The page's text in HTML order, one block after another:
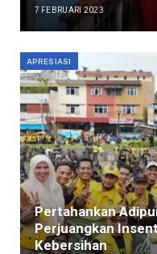
7 FEBRUARI 2023
APRESIASI
Pertahankan
Perjuangkan
Kebersihan